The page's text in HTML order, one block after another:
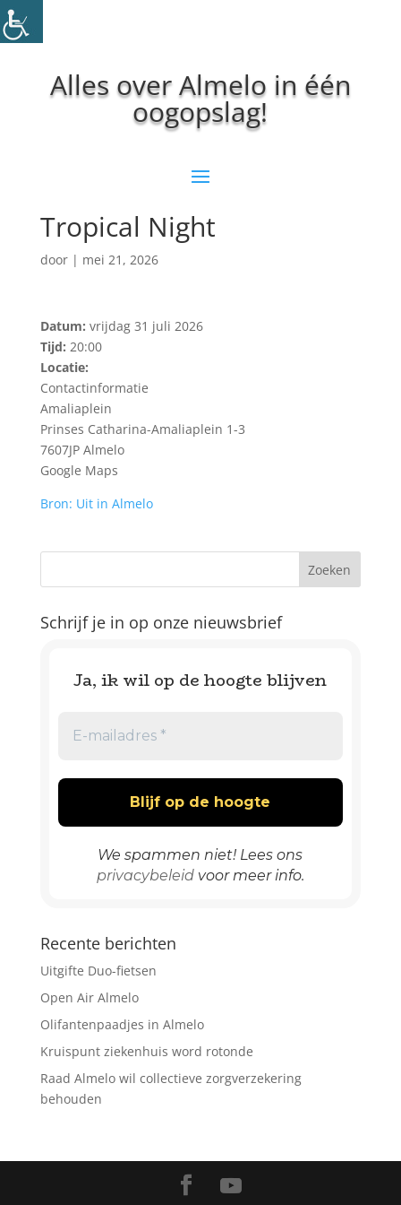
Alles over Almelo in één
oogopslag!
Tropical Night
door | mei 21, 2026
Datum: vrijdag 31 juli 2026
Tijd: 20:00
Locatie:
Contactinformatie
Amaliaplein
Prinses Catharina-Amaliaplein 1-3
7607JP Almelo
Google Maps
Bron: Uit in Almelo
Schrijf je in op onze nieuwsbrief
Ja, ik wil op de hoogte blijven
We spammen niet! Lees ons
privacybeleidvoor meer info.
Recente berichten
Uitgifte Duo-fietsen
Open Air Almelo
Olifantenpaadjes in Almelo
Kruispunt ziekenhuis word rotonde
Raad Almelo wil collectieve zorgverzekering
behouden